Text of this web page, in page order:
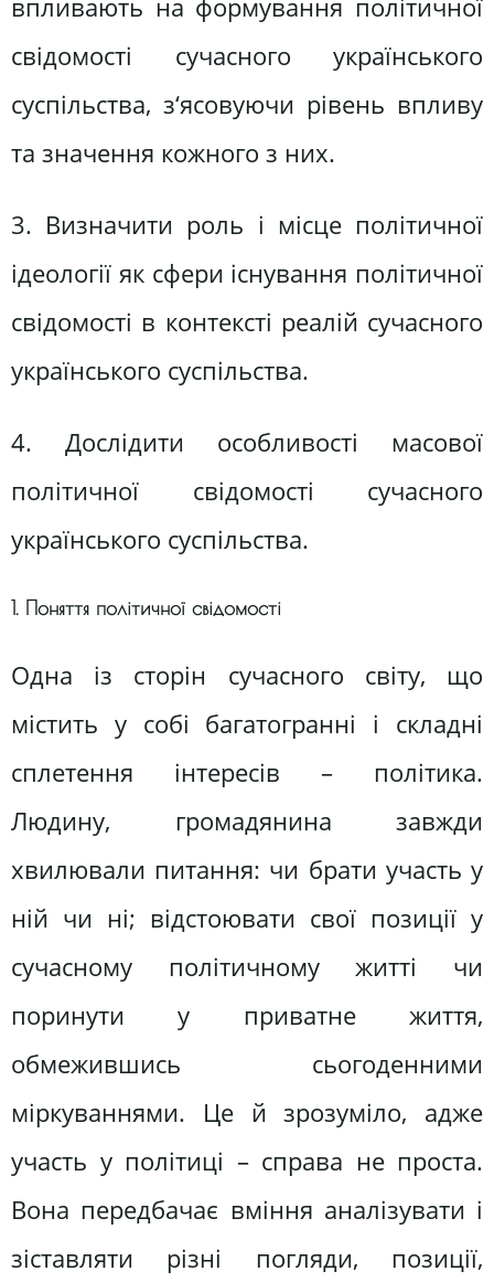
свідомості сучасного українського
суспільства, з‘ясовуючи рівень впливу
та значення кожного з них.
3. Визначити роль і місце політичної
ідеології як сфери існування політичної
свідомості в контексті реалій сучасного
українського суспільства.
4. Дослідити особливості масової
політичної свідомості сучасного
українського суспільства.
1. Поняття політичної свідомості
Одна із сторін сучасного світу, що
містить у собі багатогранні і складні
сплетення інтересів – політика.
Людину, громадянина завжди
хвилювали питання: чи брати участь у
ній чи ні; відстоювати свої позиції у
сучасному політичному житті чи
поринути у приватне життя,
обмежившись сьогоденними
міркуваннями. Це й зрозуміло, адже
участь у політиці – справа не проста.
Вона передбачає вміння аналізувати і
зіставляти різні погляди, позиції,